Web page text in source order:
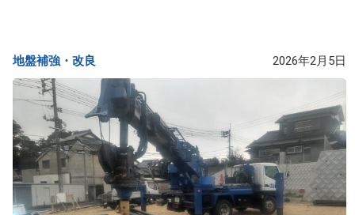
地盤補強・改良​ 2026年2月5日